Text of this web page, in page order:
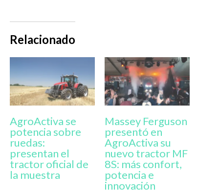
Relacionado
AgroActiva se
potencia sobre
ruedas:
presentan el
tractor oficial de
la muestra
Massey Ferguson
presentó en
AgroActiva su
nuevo tractor MF
8S: más confort,
potencia e
innovación